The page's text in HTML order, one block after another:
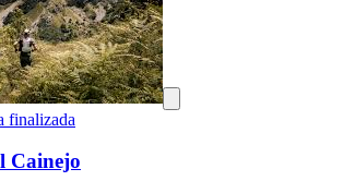
finalizada
Cainejo